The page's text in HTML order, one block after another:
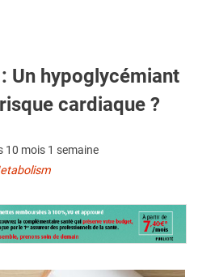
Un hypoglycémiant
cardiaque ?
10 mois 1 semaine